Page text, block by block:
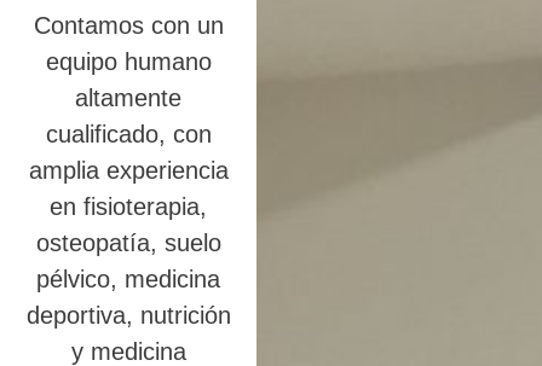
Contamos con un
equipo humano
altamente
cualificado, con
amplia experiencia
en fisioterapia,
osteopatía, suelo
pélvico, medicina
deportiva, nutrición
y medicina